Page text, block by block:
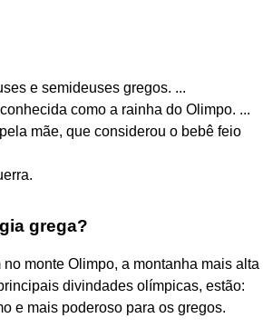
e semideuses gregos. ...
como a rainha do Olimpo. ...
mãe, que considerou o bebê feio
grega?
monte Olimpo, a montanha mais alta
divindades olímpicas, estão:
e mais poderoso para os gregos.